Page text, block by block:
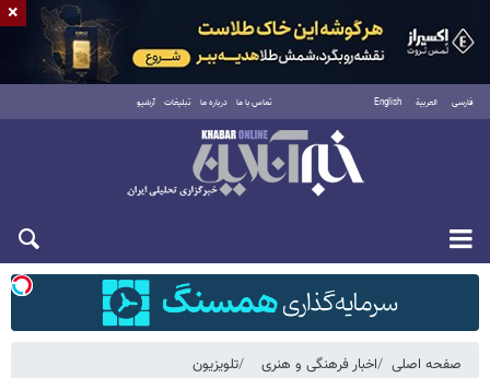
فارسی العربية English تماس با ما درباره ما تبلیغات آرشیو
شنبه ۱۷ مرداد ۱۴۰۵
صفحه اصلی اخبار فرهنگی و هنری تلویزیون
×